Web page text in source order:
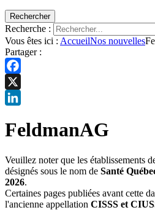
Rechercher
Recherche :
Vous êtes ici : AccueilNos nouvelles
Partager :
Facebook
X
FeldmanAG
Veuillez noter que les établissements
désignés sous le nom de Santé
2026.
Certaines pages publiées avant cette
l'ancienne appellation CISSS et